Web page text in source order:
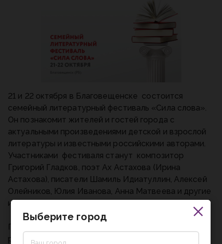
21 и 22 октября в Благовещенске состоится
семейный литературный фестиваль «Сила слова».
Он познакомит жителей и гостей города с
актуальными произведениями детской и взрослой
литературы и известными российскими авторами.
Участниками фестиваля станут композитор
Григорий Гладков, поэт Ах Астахова (Ирина
Астахова), писатели Шамиль Идиатуллин, Алексей
Олейников, Юлия Иванова, Анна Матвеева и другие
известные литературные деятели.
Программа мероприятия рассчитана на аудиторию
разных возрастов, от малышей до взрослых
Выберите город